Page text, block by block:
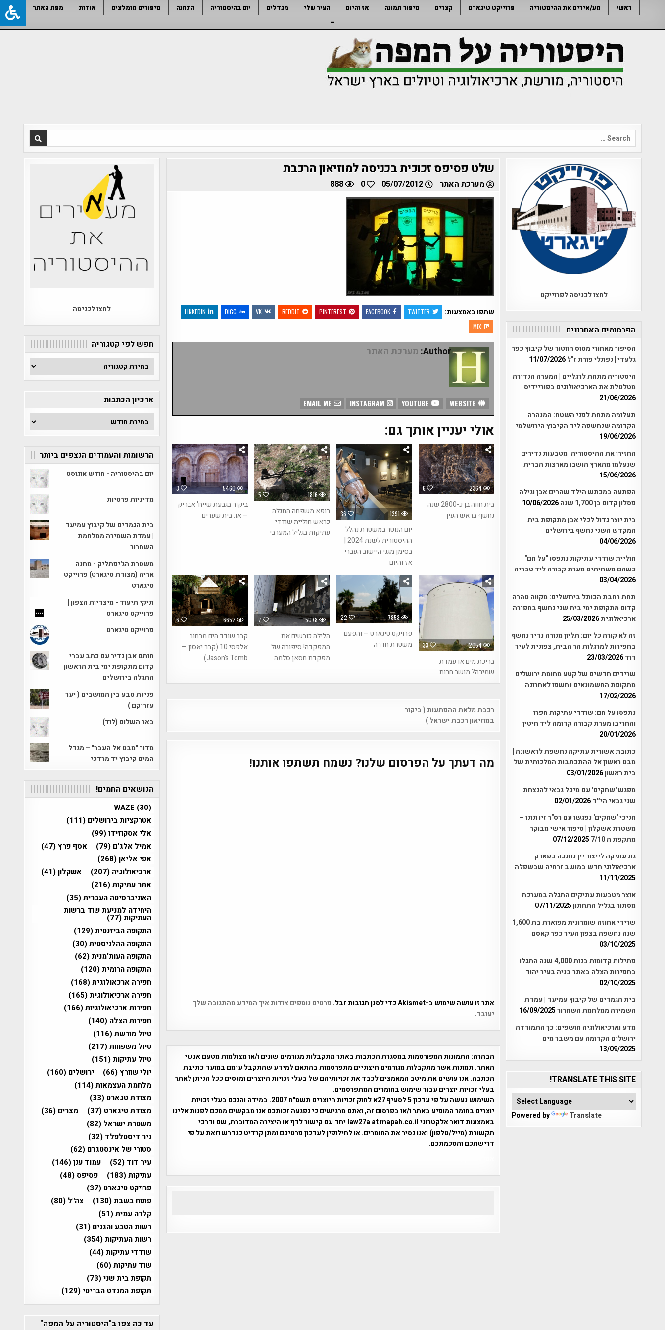
ראשי מע/אירים את ההיסטוריה פרוייקט טיגארט קצרים סיפור תמונה אז והיום העיר שלי מגדלים יום בהיסטוריה התחנה סיפורים מומלצים אודות
מפת האתר
–
Search
for:
שלט פסיפס זכוכית בכניסה למוזיאון הרכבת
מערכת האתר 05/07/2012
0
888
שתפו באמצעות: TWITTER
FACEBOOK
PINTEREST
REDDIT
VK
DIGG
LINKEDIN
MIX
Author: מערכת האתר
INSTAGRAM
אולי יעניין אותך גם:
3 5460
ביקור בגבעת שייח' אבריק
– או: בית שערים
5 1816
רופא משפחה התגלה
כראש חוליית שודדי
עתיקות בגליל המערבי
36 1391
יום הנוטר במשטרת נהלל
ההיסטורית לשנת 2024 |
בסימן מגני היישוב העברי
אז והיום
6 2364
בית חווה בן כ-2800 שנה
נחשף בראש העין
6 6652
קבר שודד הים מרחוב
אלפסי 10 (קבר יאסון –
Jason’s Tomb)
7 5078
הלילה כובשים את
המפקדה! סיפורה של
מפקדת חסאן סלמה
22 7853
פרויקט טיגארט – והפעם
משטרת חדרה
33 2054
בריכת מים או עמדת
שמירה? מושב חרות
Post
navigation
רכבת מלאת ההפתעות ( ביקור
במוזיאון רכבת ישראל )
מה דעתך על הפרסום שלנו? נשמח תשתפו אותנו!
אתר זו עושה שימוש ב-Akismet כדי לסנן תגובות זבל.
פרטים נוספים אודות איך המידע מהתגובה שלך
יעובד.
הבהרה: התמונות המפורסמות במסגרת הכתבות באתר מתקבלות מגורמים שונים ו/או מצולמות מטעם אנשי
האתר. תמונות אשר מתקבלות מגורמים חיצוניים מתפרסמות בהתאם למידע שהתקבל עימם במועד כתיבת
הכתבה. אנו עושים את מיטב המאמצים לכבד את זכויותיהם של בעלי זכויות היוצרים ומנסים ככל הניתן לאתר
בעלי זכויות יוצרים עבור שימוש בחומרים המתפרסמים.
השימוש נעשה על פי עדכון 5 לסעיף 27א לחוק זכויות היוצרים תשס"ח 2007. במידה והנכם בעלי זכויות
יוצרים בחומר המופיע באתר ו/או בפרסום זה, ואתם מרגישים כי נפגעה זכותכם אנו מבקשים ממכם לפנות אלינו
באמצעות דואר אלקטרוני law27a at mapah.co.il יחד עם קישור לדף או היצירה המדוברת, שם ודרכי
תקשורת (מייל/טלפון) ואנו נסיר את החומרים. או לחילופין לעדכון פרטיכם ומתן קרדיט כנדרש וזאת על פי
דרישתכם והסכמתכם.
לחצו לכניסה לפרוייקט
הפרסומים האחרונים
הסיפור מאחורי מטוס הווטור של קיבוץ כפר
גלעדי | נפתלי פורת ז"ל11/07/2026
היסטוריה מתחת לרגליים | המערה הנדירה
מטלטלת את הארכיאולוגים בפוריידיס
21/06/2026
תעלומה מתחת לפני השטח: המנהרה
הקדומה שנחשפה ליד הקיבוץ הירושלמי
19/06/2026
החזירו את ההיסטוריה! מטבעות נדירים
שנעלמו מהארץ הושבו מארצות הברית
15/06/2026
הפתעה במכתש הילד שהרים אבן וגילה
פסלון קדום בן 1,700 שנה
10/06/2026
בית יוצר גדול לכלי אבן מתקופת בית
המקדש השני נחשף בירושלים
04/06/2026
חוליית שודדי עתיקות נתפסו "על חם"
כשהם משחיתים מערת קבורה ליד טבריה
03/04/2026
תחת רחבת הכותל בירושלים: מקווה טהרה
קדום מתקופת ימי בית שני נחשף בחפירה
ארכיאלוגית25/03/2026
זה לא קורה כל יום: תליון מנורה נדיר נחשף
בחפירות למרגלות הר הבית, צפונית לעיר
דוד23/03/2026
שרידים חדשים של קטע מחומת ירושלים
מתקופת החשמונאים נחשפו לאחרונה
17/02/2026
נתפסו על חם: שודדי עתיקות חפרו
והחריבו מערת קבורה קדומה ליד חיטין
20/01/2026
כתובת אשורית עתיקה נחשפת לראשונה |
מבט ראשון אל ההתכתבות המלכותית של
בית ראשון03/01/2026
מפגש 'שחקים' עם מיכל גבאי להנצחת
שני גבאי הי״ד02/01/2026
חניכי 'שחקים' נפגשו עם רס"ר זיו ונונו –
משטרת אשקלון | סיפור אישי מבוקר
מתקפת ה 7/10
07/12/2025
גת עתיקה לייצור יין נחנכה בפארק
ארכיאולוגי חדש במושב זרחיה שבשפלה
11/11/2025
אוצר מטבעות עתיקים התגלה במערכת
מסתור בגליל התחתון07/11/2025
שרידי אחוזה שומרונית מפוארת בת 1,600
שנה נחשפה בצפון העיר כפר קאסם
03/10/2025
פתילות קדומות בנות 4,000 שנה התגלו
בחפירות הצלה באתר בניה בעיר יהוד
02/10/2025
בית הגמדים של קיבוץ עמיעד | עמדת
השמירה ממלחמת השחרור16/09/2025
מדע וארכיאולוגיה חושפים: כך התמודדה
ירושלים הקדומה עם משבר מים
13/09/2025
TRANSLATE THIS SITE!
Powered by Translate
לחצו לכניסה
חפש לפי קטגוריה
חפש
לפי
קטגוריה
ארכיון הכתבות
ארכיון
הכתבות
הרשומות והעמודים הנצפים ביותר
יום בהיסטוריה - חודש אוגוסט
מדיניות פרטיות
בית הגמדים של קיבוץ עמיעד
| עמדת השמירה ממלחמת
השחרור
משטרת הג'יפתליק - מחנה
אריה (מצודת טיגארט) פרוייקט
טיגארט
תיקי תיעוד - מיצדיות הצפון |
פרוייקט טיגארט
פרוייקט טיגארט
חותם אבן נדיר עם כתב עברי
קדום מתקופת ימי בית הראשון
התגלה בירושלים
פנינת טבע בין המושבים ( יער
עזריקם )
באר השלום (לוד)
מדור "מבט אל העבר" – מגדל
המים קיבוץ יד מרדכי
הנושאים החמים!
WAZE (30)
אטרקציות בירושלים (111)
אלי אסקוזידו(99)
אמיל אלג'ם (79) אסף פרץ(47)
אפי אליאן(268)
ארכיאולוגיה (207) אשקלון(41)
אתר עתיקות(216)
האוניברסיטה העברית(35)
היחידה למניעת שוד ברשות
העתיקות(77)
התקופה הביזנטית(129)
התקופה ההלניסטית(30)
התקופה העות'מנית(62)
התקופה הרומית(120)
חפירה ארכאולוגית(168)
חפירה ארכיאולוגית(165)
חפירות ארכיאולוגיות(166)
חפירות הצלה (140)
טיול מורשת(116)
טיול משפחות(217)
טיול עתיקות(151)
יולי שוורץ(66) ירושלים (160)
מלחמת העצמאות(114)
מצודת טגארט (33)
מצודת טיגארט (37) מצרים (36)
משטרת ישראל (82)
ניר דיסטלפלד (32)
סטורי של אינסטגרם (62)
עיר דוד (52) עמוד ענן(146)
עתיקות(183) פסיפס(48)
פרויקט טיגארט (37)
פתוח בשבת(130) צה"ל (80)
קלרה עמית(51)
רשות הטבע והגנים (31)
רשות העתיקות(354)
שודדי עתיקות(44)
שוד עתיקות(60)
תקופת בית שני(73)
תקופת המנדט הבריטי(129)
עד כה צפו ב"היסטוריה על המפה"